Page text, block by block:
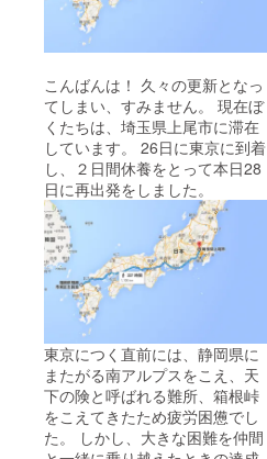
こんばんは！ 久々の更新となっ
てしまい、すみません。 現在ぼ
くたちは、埼玉県上尾市に滞在
しています。 26日に東京に到着
し、２日間休養をとって本日28
日に再出発をしました。
東京につく直前には、静岡県に
またがる南アルプスをこえ、天
下の険と呼ばれる難所、箱根峠
をこえてきたため疲労困憊でし
た。 しかし、大きな困難を仲間